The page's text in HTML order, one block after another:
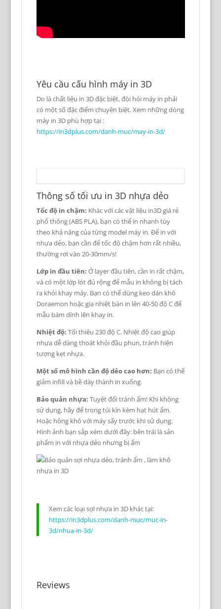
Yêu cầu cấu hình máy in 3D
Do là chất liệu in 3D đặc biệt, đòi hỏi máy in phải
có một số đặc điểm chuyên biệt. Xem những dòng
máy in 3D phù hợp tại :
https://in3dplus.com/danh-muc/may-in-3d/
Thông số tối ưu in 3D nhựa dẻo
Tốc độ in chậm: Khác với các vật liệu in3D giá rẻ
phổ thông (ABS PLA), bạn có thể in nhanh tùy
theo khả năng của từng model máy in. Để in với
nhựa dẻo, bạn cần để tốc độ chậm hơn rất nhiều,
thường rơi vào 20-30mm/s!
Lớp in đầu tiên: Ở layer đầu tiên, cần in rất chậm,
và có một lớp lót đủ rộng để mẫu in không bị tách
ra khỏi khay máy. Bạn có thể dùng keo dán khô
Doraemon hoặc gia nhiệt bàn in lên 40-50 độ C để
mẫu bám dính lên khay in.
Nhiệt độ: Tối thiêu 230 độ C. Nhiệt độ cao giúp
nhựa dễ dàng thoát khỏi đầu phun, tránh hiện
tượng kẹt nhựa.
Một số mô hình cần độ dẻo cao hơn: Bạn có thể
giảm infill và bề dày thành in xuống.
Bảo quản nhựa: Tuyệt đối tránh ẩm! Khi không
sử dụng, hãy để trong túi kín kèm hạt hút ẩm.
Hoặc hông khô với máy sấy trước khi sử dụng.
Hình ảnh bạn sắp xém dưới đây: bên trái là sản
phẩm in với nhựa dẻo nhưng bị ẩm
Xem các loại sợi nhựa in 3D khác tại:
https://in3dplus.com/danh-muc/muc-in-
3d/nhua-in-3d/
Reviews